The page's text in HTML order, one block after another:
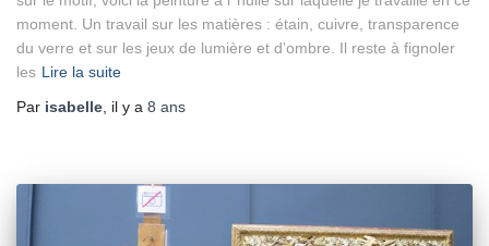
moment. Un travail sur les matières : étain, cuivre, transparence
du verre et sur les jeux de lumière et d’ombre. Il reste à fignoler
les Lire la suite
Par isabelle, il y a 8 ans